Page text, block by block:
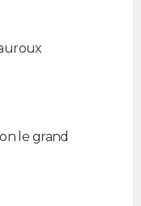
le grand